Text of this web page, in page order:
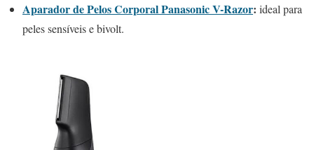
Aparador de Pelos Corporal Panasonic V-Razor: ideal para
peles sensíveis e bivolt.